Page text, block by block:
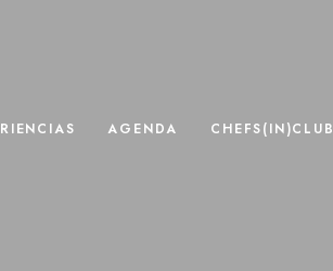
AGENDA CHEFS(IN)CLUB